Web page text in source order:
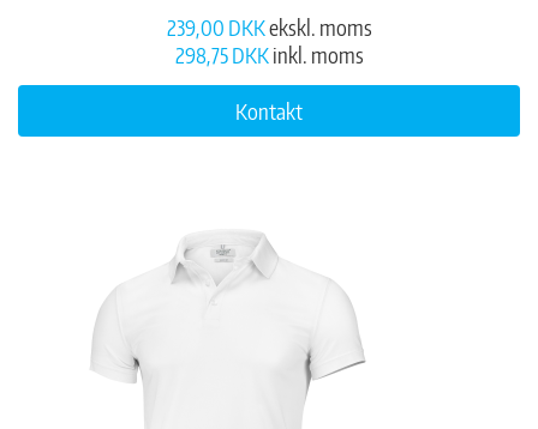
239,00 DKKekskl. moms
298,75 DKKinkl. moms
Kontakt